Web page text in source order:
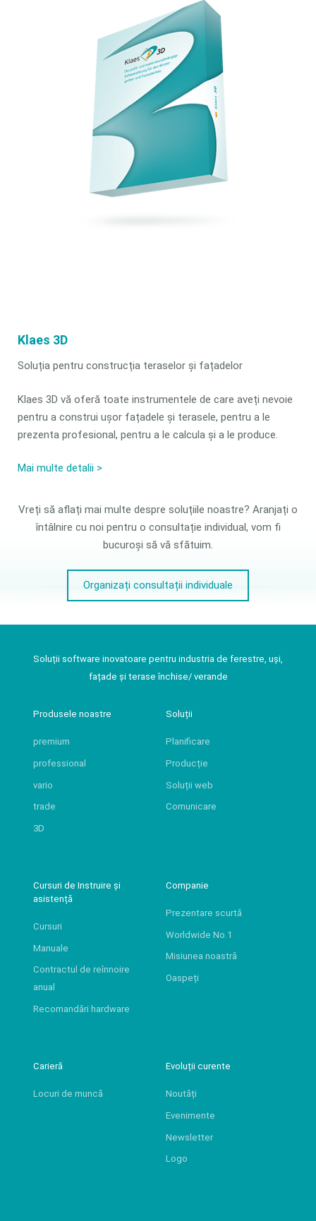
Klaes 3D
Soluția pentru construcția teraselor și fațadelor
Klaes 3D vă oferă toate instrumentele de care aveți nevoie
pentru a construi ușor fațadele și terasele, pentru a le
prezenta profesional, pentru a le calcula și a le produce.
Mai multe detalii >
Vreți să aflați mai multe despre soluțiile noastre? Aranjați o
întâlnire cu noi pentru o consultație individual, vom fi
bucuroși să vă sfătuim.
Organizați consultații individuale
Soluții software inovatoare pentru industria de ferestre, uși,
fațade și terase închise/ verande
Produsele noastre
premium
professional
vario
trade
3D
Soluții
Planificare
Producție
Soluții web
Comunicare
Cursuri de Instruire și
asistență
Cursuri
Manuale
Contractul de reînnoire
anual
Recomandări hardware
Companie
Prezentare scurtă
Worldwide No.1
Misiunea noastră
Oaspeți
Carieră
Locuri de muncă
Evoluții curente
Noutăți
Evenimente
Newsletter
Logo